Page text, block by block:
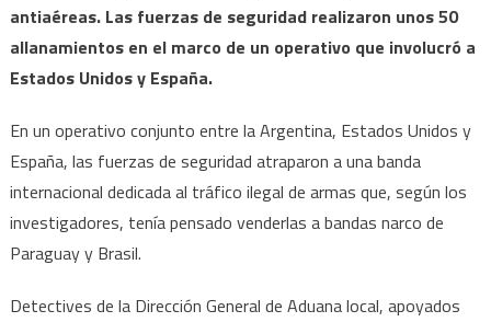
antiaéreas. Las fuerzas de seguridad realizaron unos 50
allanamientos en el marco de un operativo que involucró a
Estados Unidos y España.
En un operativo conjunto entre la Argentina, Estados Unidos y
España, las fuerzas de seguridad atraparon a una banda
internacional dedicada al tráfico ilegal de armas que, según los
investigadores, tenía pensado venderlas a bandas narco de
Paraguay y Brasil.
Detectives de la Dirección General de Aduana local, apoyados